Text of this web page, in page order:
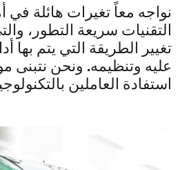
نواجه معاً تغيرات هائلة
التقنيات سريعة التطور،
تغيير الطريقة التي يتم بها
عليه وتنظيمه. ونحن نتبنى
استفادة العاملين